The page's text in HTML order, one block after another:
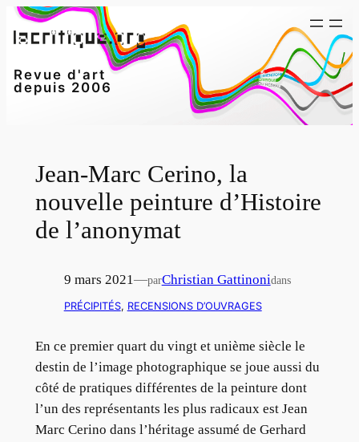
Aller
au
Revue d'art
depuis 2006
Jean-Marc Cerino, la
nouvelle peinture d’Histoire
de l’anonymat
9 mars 2021—parChristian Gattinonidans
PRÉCIPITÉS, RECENSIONS D’OUVRAGES
En ce premier quart du vingt et unième siècle le
destin de l’image photographique se joue aussi du
côté de pratiques différentes de la peinture dont
l’un des représentants les plus radicaux est Jean
Marc Cerino dans l’héritage assumé de Gerhard